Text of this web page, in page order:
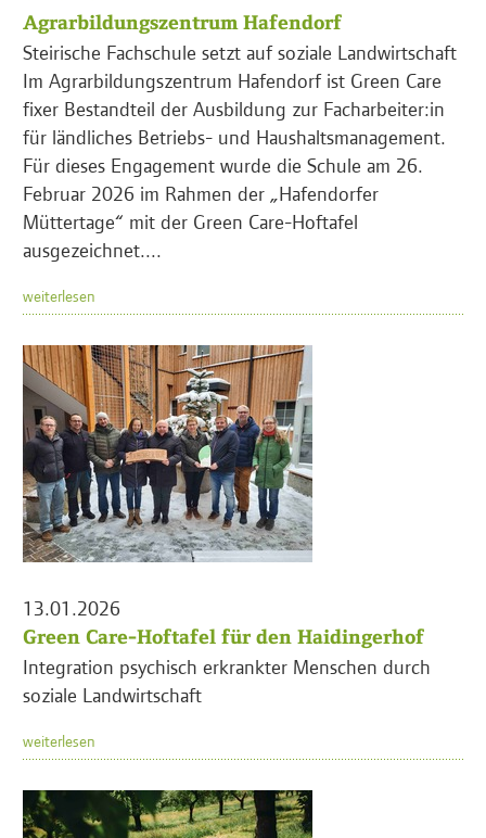
Agrarbildungszentrum Hafendorf
Steirische Fachschule setzt auf soziale Landwirtschaft
Im Agrarbildungszentrum Hafendorf ist Green Care
fixer Bestandteil der Ausbildung zur Facharbeiter:in
für ländliches Betriebs- und Haushaltsmanagement.
Für dieses Engagement wurde die Schule am 26.
Februar 2026 im Rahmen der „Hafendorfer
Müttertage“ mit der Green Care-Hoftafel
ausgezeichnet....
weiterlesen
13.01.2026
Green Care-Hoftafel für den Haidingerhof
Integration psychisch erkrankter Menschen durch
soziale Landwirtschaft
weiterlesen